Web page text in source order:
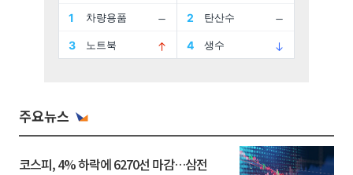
주요뉴스
코스피, 4% 하락에 6270선 마감…삼전